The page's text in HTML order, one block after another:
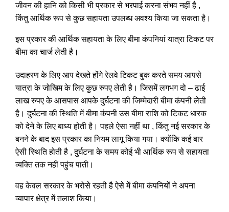
जीवन की हानि को किसी भी प्रकार से भरपाई करना संभव नहीं है ,
किंतु आर्थिक रूप से कुछ सहायता उपलब्ध अवश्य किया जा सकता है।
इस प्रकार की आर्थिक सहायता के लिए बीमा कंपनियां यात्रा टिकट पर
बीमा का चार्ज लेती है।
उदाहरण के लिए आप देखते होंगे रेलवे टिकट बुक करते समय आपसे
यात्रा के जोखिम के लिए कुछ रुपए लेती है। जिसमें लगभग दो – ढाई
लाख रुपए के आसपास आपके दुर्घटना की जिम्मेदारी बीमा कंपनी लेती
है। दुर्घटना की स्थिति में बीमा कंपनी उस बीमा राशि को टिकट धारक
को देने के लिए बाध्य होती है। पहले ऐसा नहीं था , किंतु नई सरकार के
बनने के बाद इस प्रकार का नियम लागू किया गया। क्योंकि कई बार
ऐसी स्थिति होती है , दुर्घटना के समय कोई भी आर्थिक रूप से सहायता
व्यक्ति तक नहीं पहुंच पाती।
वह केवल सरकार के भरोसे रहती है ऐसे में बीमा कंपनियों ने अपना
व्यापार क्षेत्र में तलाश किया।